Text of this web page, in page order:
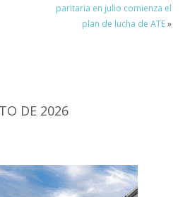
paritaria en julio comienza el
plan de lucha de ATE»
DE 2026